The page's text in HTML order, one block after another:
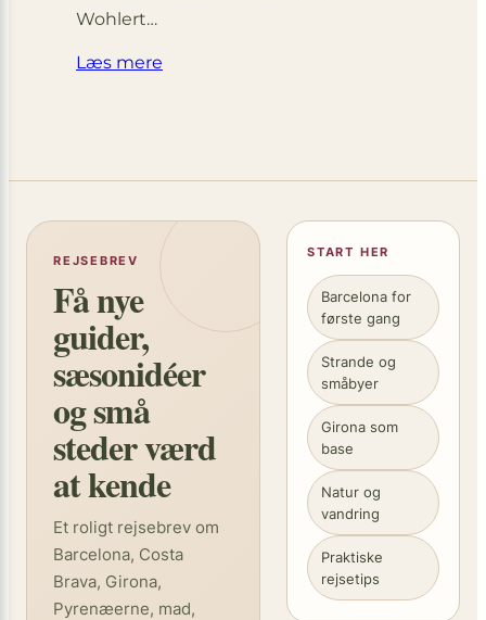
Wohlert…
Læs mere
REJSEBREV
Få nye
guider,
sæsonidéer
og små
steder værd
at kende
Et roligt rejsebrev om
Barcelona, Costa
Brava, Girona,
Pyrenæerne, mad,
START HER
Barcelona for
første gang
Strande og
småbyer
Girona som
base
Natur og
vandring
Praktiske
rejsetips